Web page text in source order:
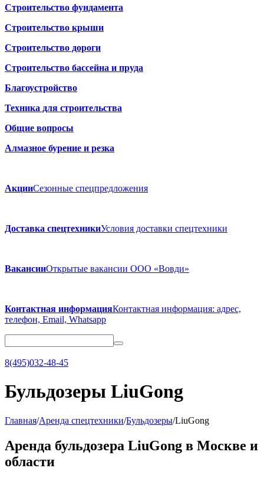
Строительство фундамента
Строительство крыши
Строительство дороги
Строительство бассейна и пруда
Благоустройство
Техника для строительства
Общие вопросы
Алмазное бурение и резка
АкцииСезонные спецпредложения
Доставка спецтехникиУсловия доставки спецтехники
ВакансииОткрытые вакансии ООО «Вовди»
Контактная информацияКонтактная информация: адрес,
телефон, Email, Whatsapp
8(495)032-48-45
Бульдозеры LiuGong
Главная/Аренда спецтехники/Бульдозеры/LiuGong
Аренда бульдозера LiuGong в Москве и
области